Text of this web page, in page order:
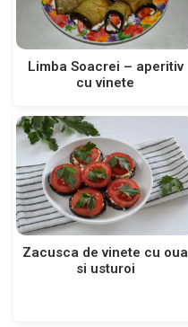
Limba Soacrei – aperitiv
cu vinete
Zacusca de vinete cu oua
si usturoi